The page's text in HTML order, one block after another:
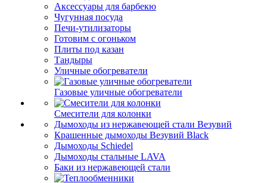
Аксессуары для барбекю
Чугунная посуда
Печи-утилизаторы
Готовим с огоньком
Плиты под казан
Тандыры
Уличные обогреватели
Газовые уличные обогреватели
Смесители для колонки
Дымоходы из нержавеющей стали Везувий
Крашенные дымоходы Везувий Black
Дымоходы Schiedel
Дымоходы стальные LAVA
Баки из нержавеющей стали